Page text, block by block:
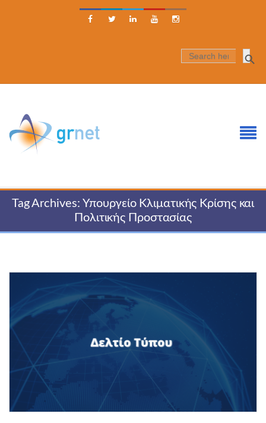
    
Tag Archives: Υπουργείο Κλιματικής Κρίσης και
Πολιτικής Προστασίας